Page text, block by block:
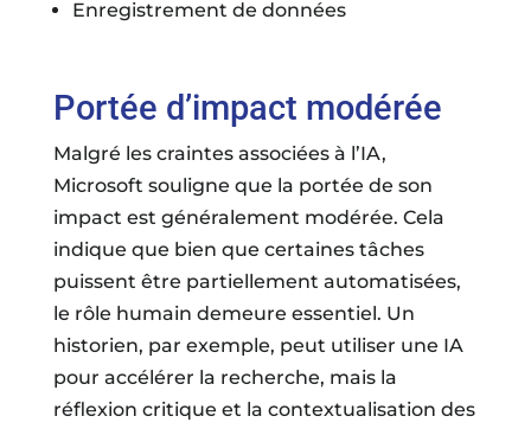
Enregistrement de données
Portée d’impact modérée
Malgré les craintes associées à l’IA,
Microsoft souligne que la portée de son
impact est généralement modérée. Cela
indique que bien que certaines tâches
puissent être partiellement automatisées,
le rôle humain demeure essentiel. Un
historien, par exemple, peut utiliser une IA
pour accélérer la recherche, mais la
réflexion critique et la contextualisation des